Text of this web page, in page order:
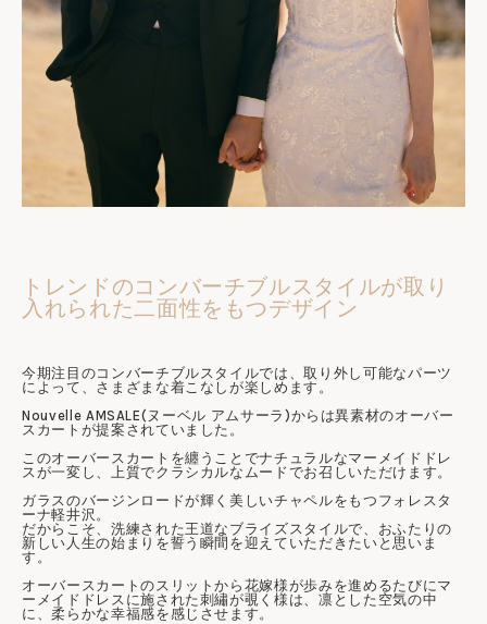
トレンドのコンバーチブルスタイルが取り
入れられた二面性をもつデザイン
今期注目のコンバーチブルスタイルでは、取り外し可能なパーツ
によって、さまざまな着こなしが楽しめます。
Nouvelle AMSALE(ヌーベル アムサーラ)からは異素材のオーバー
スカートが提案されていました。
このオーバースカートを纏うことでナチュラルなマーメイドドレ
スが一変し、上質でクラシカルなムードでお召しいただけます。
ガラスのバージンロードが輝く美しいチャペルをもつフォレスタ
ーナ軽井沢。
だからこそ、洗練された王道なブライズスタイルで、おふたりの
新しい人生の始まりを誓う瞬間を迎えていただきたいと思いま
す。
オーバースカートのスリットから花嫁様が歩みを進めるたびにマ
ーメイドドレスに施された刺繡が覗く様は、凛とした空気の中
に、柔らかな幸福感を感じさせます。